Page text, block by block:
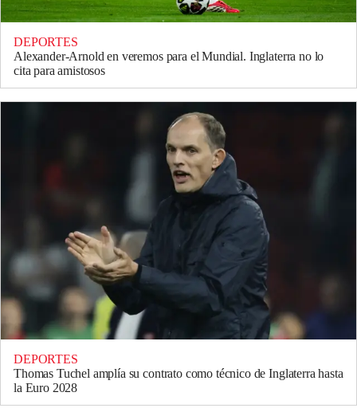
DEPORTES
Alexander-Arnold en veremos para el Mundial. Inglaterra no lo
cita para amistosos
DEPORTES
Thomas Tuchel amplía su contrato como técnico de Inglaterra hasta
la Euro 2028